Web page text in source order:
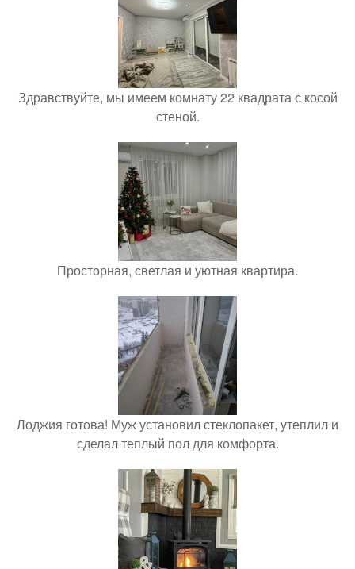
Здравствуйте, мы имеем комнату 22 квадрата с косой
стеной.
Просторная, светлая и уютная квартира.
Лоджия готова! Муж установил стеклопакет, утеплил и
сделал теплый пол для комфорта.